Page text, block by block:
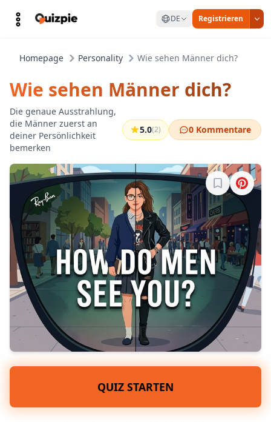
DE Registrieren
Homepage Personality Wie sehen Männer dich?
Wie sehen Männer dich?
Die genaue Ausstrahlung,
die Männer zuerst an
deiner Persönlichkeit
bemerken
5.0(2) 0 Kommentare
Melde dich
QUIZ STARTEN